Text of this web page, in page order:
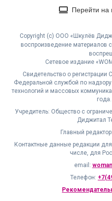
Перейти на
Copyright (с) ООО «Шкулёв
воспроизведение материалов
Сетевое издание
Свидетельство о
Федеральной службой по
технологий и массовых
Учредитель: Общество с
Диджитал
Главный
Контактные данные редакции
числе, для
email:
Телефон: